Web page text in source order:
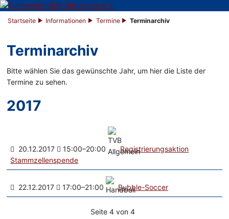
Startseite Informationen Termine Terminarchiv
Terminarchiv
Bitte wählen Sie das gewünschte Jahr, um hier die Liste der
Termine zu sehen.
2017
20.12.2017 15:00–20:00
Registrierungsaktion
Stammzellenspende
22.12.2017 17:00–21:00 Bubble-Soccer
Seite 4 von 4